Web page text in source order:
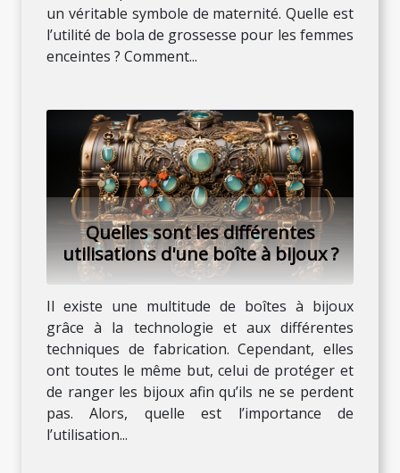
un véritable symbole de maternité. Quelle est
l’utilité de bola de grossesse pour les femmes
enceintes ? Comment...
Quelles sont les différentes
utilisations d'une boîte à bijoux ?
Il existe une multitude de boîtes à bijoux
grâce à la technologie et aux différentes
techniques de fabrication. Cependant, elles
ont toutes le même but, celui de protéger et
de ranger les bijoux afin qu’ils ne se perdent
pas. Alors, quelle est l’importance de
l’utilisation...